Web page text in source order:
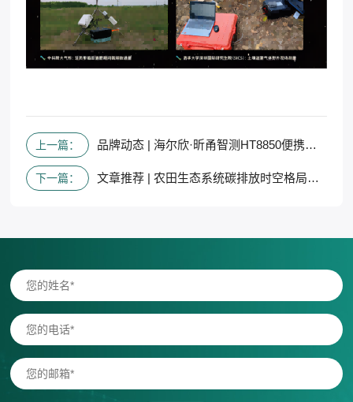
上一篇： 品牌动态 | 海尔欣·昕甬智测HT8850便携式高精度温室气体分析仪通过新产品专家鉴定会
下一篇： 文章推荐 | 农田生态系统碳排放时空格局及趋势分析